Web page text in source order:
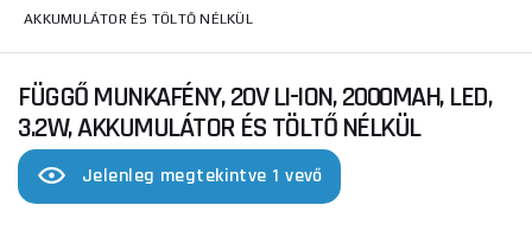
AKKUMULÁTOR ÉS TÖLTŐ NÉLKÜL
FÜGGŐ MUNKAFÉNY, 20V LI-ION, 2000MAH, LED,
3.2W, AKKUMULÁTOR ÉS TÖLTŐ NÉLKÜL
Jelenleg megtekintve 1 vevő